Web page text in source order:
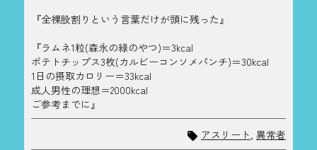
『全裸股割りという言葉だけが頭に残った』
『ラムネ1粒(森永の緑のやつ)＝3kcal
ポテトチップス3枚(カルビーコンソメパンチ)＝30kcal
1日の摂取カロリー＝33kcal
成人男性の理想＝2000kcal
ご参考までに』
アスリート 異常者